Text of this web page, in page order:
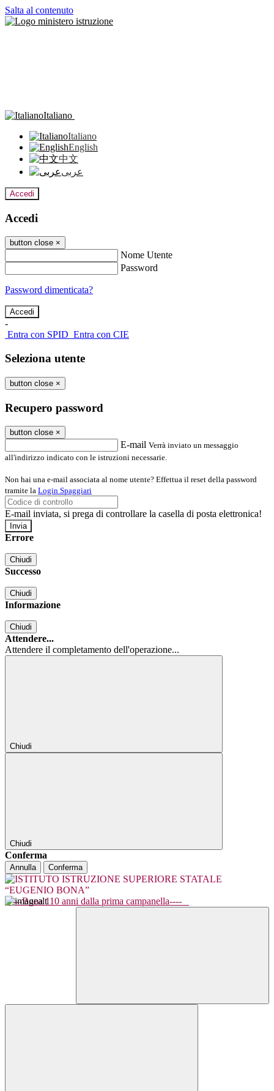
Salta al contenuto
Italiano
Italiano
English
中文
عربى
Accedi
Accedi
button close ×
Nome Utente
Password
Password dimenticata?
-
Entra con SPID Entra con CIE
Seleziona utente
button close ×
Recupero password
button close ×
E-mail Verrà inviato un messaggio
all'indirizzo indicato con le istruzioni necessarie.
Non hai una e-mail associata al nome utente? Effettua il reset della password
tramite la Login Spaggiari
E-mail inviata, si prega di controllare la casella di posta elettronica!
Errore
Chiudi
Successo
Chiudi
Informazione
Chiudi
Attendere...
Attendere il completamento dell'operazione...
Chiudi
Chiudi
Conferma
Annulla Conferma
----Bona 110 anni dalla prima campanella----